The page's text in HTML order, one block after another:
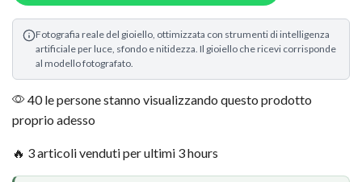
Fotografia reale del gioiello, ottimizzata con strumenti di intelligenza
artificiale per luce, sfondo e nitidezza. Il gioiello che ricevi corrisponde
al modello fotografato.
40 le persone stanno visualizzando questo prodotto
proprio adesso
🔥 3 articoli venduti per ultimi 3 hours